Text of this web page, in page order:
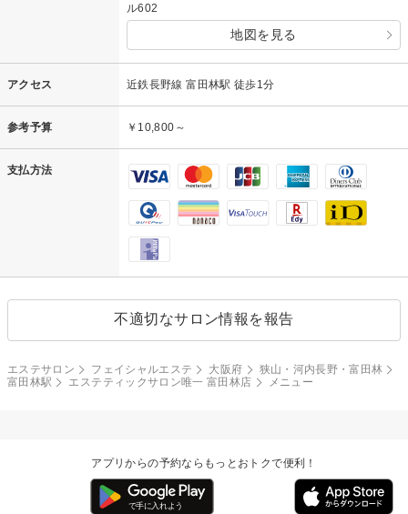
ル602
地図を見る
アクセス 近鉄長野線 富田林駅 徒歩1分
参考予算 ￥10,800～
支払方法
不適切なサロン情報を報告
エステサロン フェイシャルエステ 大阪府
狭山・河内長野・富田林
富田林駅
エステティックサロン唯一 富田林店 メニュー
アプリからの予約ならもっとおトクで便利！